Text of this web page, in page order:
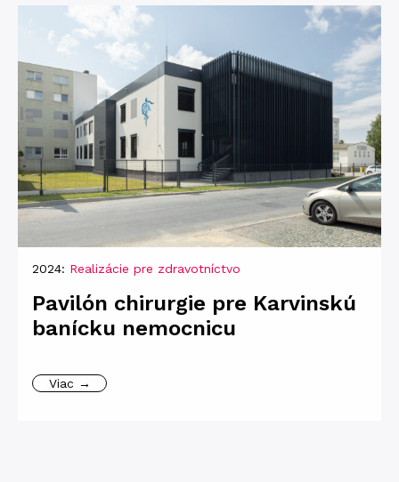
2024: Realizácie pre zdravotníctvo
Pavilón chirurgie pre Karvinskú
banícku nemocnicu
Viac →